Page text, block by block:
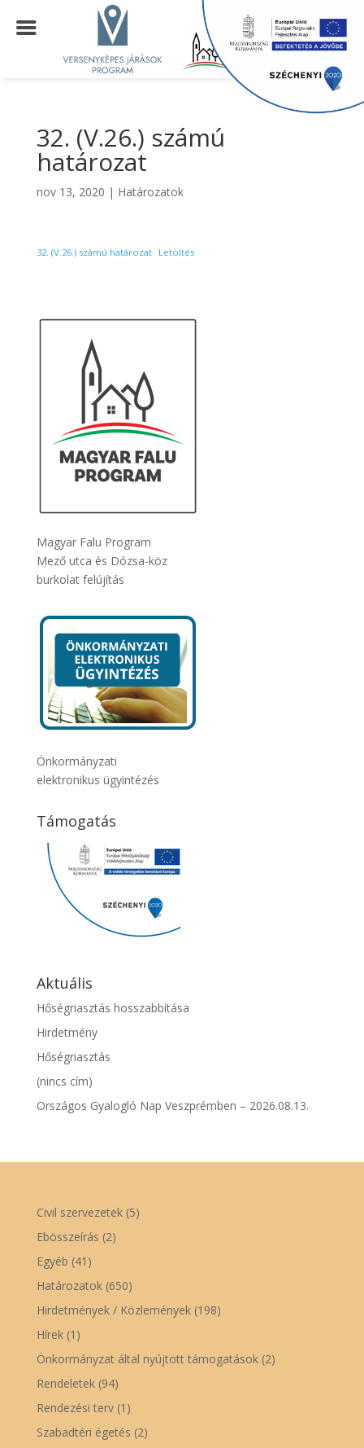
32. (V.26.) számú
határozat
nov 13, 2020 | Határozatok
32. (V.26.) számú határozat Letöltés
Magyar Falu Program
Mező utca és Dózsa-köz
burkolat felújítás
Önkormányzati
elektronikus ügyintézés
Támogatás
Aktuális
Hőségriasztás hosszabbítása
Hirdetmény
Hőségriasztás
(nincs cím)
Országos Gyalogló Nap Veszprémben – 2026.08.13.
Civil szervezetek(5)
Ebösszeírás (2)
Egyéb (41)
Határozatok(650)
Hirdetmények / Közlemények(198)
Hírek(1)
Önkormányzat által nyújtott támogatások(2)
Rendeletek(94)
Rendezési terv(1)
Szabadtéri égetés (2)